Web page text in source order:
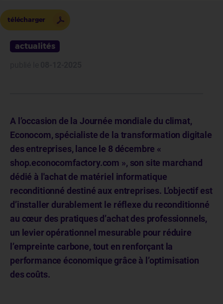
actualités
télécharger
A l’occasion de la Journée mondiale du climat,
Econocom, spécialiste de la transformation digitale
des entreprises, lance le 8 décembre «
shop.econocomfactory.com », son site marchand
dédié à l'achat de matériel informatique
reconditionné destiné aux entreprises. L’objectif est
d’installer durablement le réflexe du reconditionné
au cœur des pratiques d’achat des professionnels,
un levier opérationnel mesurable pour réduire
l’empreinte carbone, tout en renforçant la
performance économique grâce à l’optimisation
des coûts.